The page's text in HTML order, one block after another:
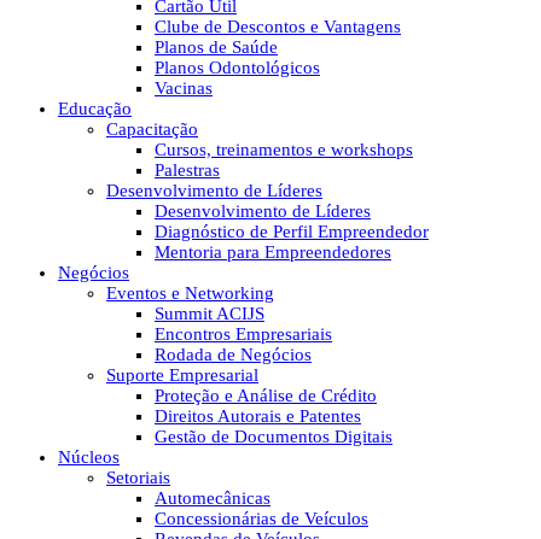
Cartão Útil
Clube de Descontos e Vantagens
Planos de Saúde
Planos Odontológicos
Vacinas
Educação
Capacitação
Cursos, treinamentos e workshops
Palestras
Desenvolvimento de Líderes
Desenvolvimento de Líderes
Diagnóstico de Perfil Empreendedor
Mentoria para Empreendedores
Negócios
Eventos e Networking
Summit ACIJS
Encontros Empresariais
Rodada de Negócios
Suporte Empresarial
Proteção e Análise de Crédito
Direitos Autorais e Patentes
Gestão de Documentos Digitais
Núcleos
Setoriais
Automecânicas
Concessionárias de Veículos